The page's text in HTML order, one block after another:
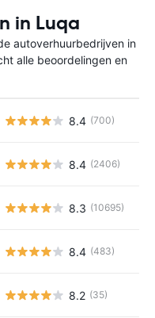
in Luqa
autoverhuurbedrijven in
alle beoordelingen en
8.4 (700)
8.4 (2406)
8.3 (10695)
8.4 (483)
8.2 (35)